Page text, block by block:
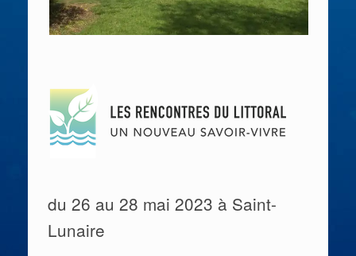
du 26 au 28 mai 2023 à Saint-
Lunaire